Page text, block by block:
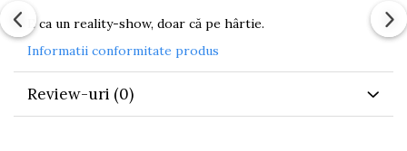
E ca un reality-show, doar că pe hârtie.
Informatii conformitate produs
Review-uri (0)